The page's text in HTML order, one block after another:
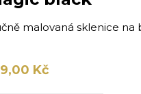
malovaná sklenice na
Kč